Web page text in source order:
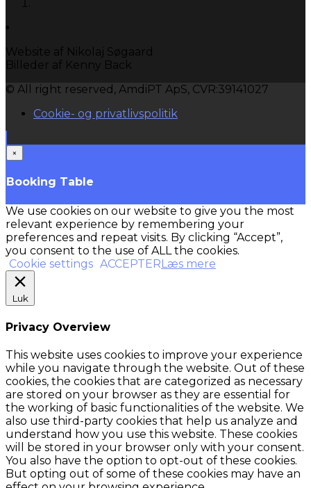
Website af Nikolaj Søgaard
Billeder af Kenny Back
© All right reserved, AmdiPT ApS, CVR:39141027
Cookie- og privatlivspolitik
×
Booking Table
We use cookies on our website to give you the most
relevant experience by remembering your
preferences and repeat visits. By clicking “Accept”,
you consent to the use of ALL the cookies.
Cookie settings ACCEPTERLæs mere
Luk
Privacy Overview
This website uses cookies to improve your experience
while you navigate through the website. Out of these
cookies, the cookies that are categorized as necessary
are stored on your browser as they are essential for
the working of basic functionalities of the website. We
also use third-party cookies that help us analyze and
understand how you use this website. These cookies
will be stored in your browser only with your consent.
You also have the option to opt-out of these cookies.
But opting out of some of these cookies may have an